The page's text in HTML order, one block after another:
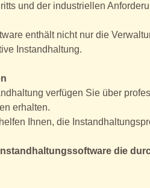
und der industriellen
enthält nicht nur die
Instandhaltung.
verfügen Sie über
erhalten.
Ihnen, die
die